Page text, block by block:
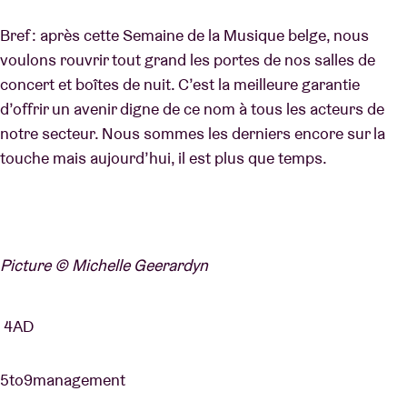
Bref : après cette Semaine de la Musique belge, nous
voulons rouvrir tout grand les portes de nos salles de
concert et boîtes de nuit. C’est la meilleure garantie
d’offrir un avenir digne de ce nom à tous les acteurs de
notre secteur. Nous sommes les derniers encore sur la
touche mais aujourd’hui, il est plus que temps.
Picture © Michelle Geerardyn
4AD
5to9management